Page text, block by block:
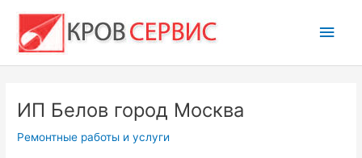
содержимому
ИП Белов город Москва
Ремонтные работы и услуги